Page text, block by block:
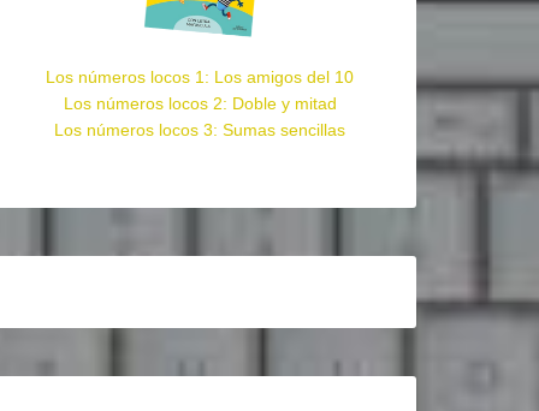
Los números locos 1: Los amigos del 10
Los números locos 2: Doble y mitad
Los números locos 3: Sumas sencillas